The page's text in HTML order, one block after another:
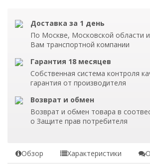
Доставка за 1 день
По Москве, Московской области
Вам транспортной компании
Гарантия 18 месяцев
Собственная система контроля
гарантия от производителя
Возврат и обмен
Возврат и обмен товара в
о Защите прав потребителя
Обзор Характеристики